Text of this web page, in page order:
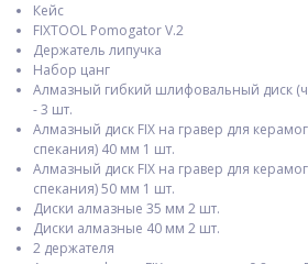
Кейс
FIXTOOL Pomogator V.2
Держатель липучка
Набор цанг
Алмазный гибкий шлифовальный диск
- 3 шт.
Алмазный диск FIX на гравер для
спекания) 40 мм 1 шт.
Алмазный диск FIX на гравер для
спекания) 50 мм 1 шт.
Диски алмазные 35 мм 2 шт.
Диски алмазные 40 мм 2 шт.
2 держателя